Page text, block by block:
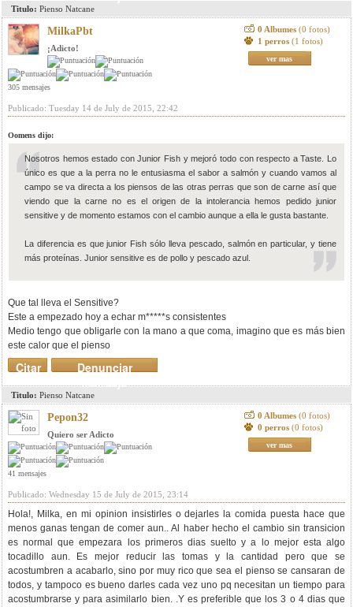
Titulo: Pienso Natcane
MilkaPbt
¡Adicto!
305 mensajes
0 Albumes (0 fotos)
1 perros (1 fotos)
ver mas
Publicado: Tuesday 14 de July de 2015, 22:42
Oomens dijo:
Nosotros hemos estado con Junior Fish y mejoró todo con respecto a Taste. Lo
único es que a la perra no le entusiasma el sabor a salmón y cuando vamos al
campo se va directa a los piensos de las otras perras que son de carne así que
viendo que la carne no es el origen de la intolerancia hemos pedido junior
sensitive y de momento estamos con el cambio aunque a ella le gusta bastante.
La diferencia es que junior Fish sólo lleva pescado, salmón en particular, y tiene
más proteínas. Junior sensitive es de pollo y pescado azul.
Que tal lleva el Sensitive?
Este a empezado hoy a echar m*****s consistentes
Medio tengo que obligarle con la mano a que coma, imagino que es más bien
este calor que el pienso
Denunciar
mensaje
Citar
Titulo: Pienso Natcane
Pepon32
Quiero ser Adicto
41 mensajes
0 Albumes (0 fotos)
0 perros (0 fotos)
ver mas
Publicado: Wednesday 15 de July de 2015, 23:14
Hola!, Milka, en mi opinion insistirles o dejarles la comida puesta hace que
menos ganas tengan de comer aun.. Al haber hecho el cambio sin transicion
es normal que empezara los primeros dias suelto y a lo mejor esta algo
tocadillo aun. Es mejor reducir las tomas y la cantidad pero que se
acostumbren a acabarlo, sino por muy rico que sea el pienso se cansaran de
todos, y tampoco es bueno darles cada vez uno pq necesitan un tiempo para
acostumbrarse y para asimilarlo bien. .Y es preferible que los 3 o 4 dias que